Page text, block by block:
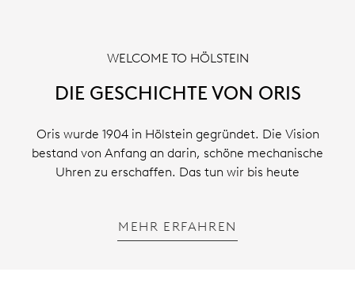
WELCOME TO HÖLSTEIN
DIE GESCHICHTE VON ORIS
Oris wurde 1904 in Hölstein gegründet. Die Vision
bestand von Anfang an darin, schöne mechanische
Uhren zu erschaffen. Das tun wir bis heute
MEHR ERFAHREN